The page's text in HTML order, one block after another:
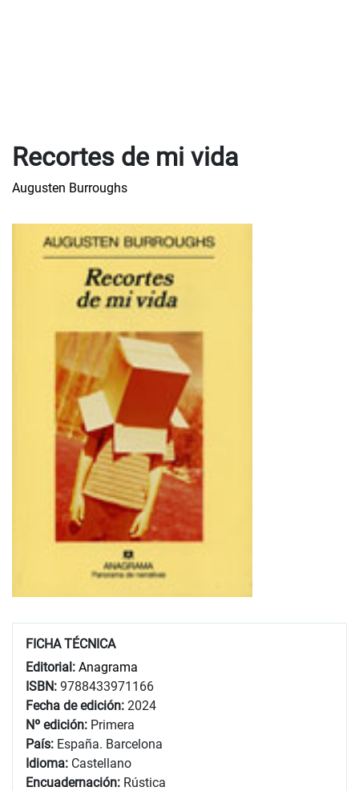
Recortes de mi vida
Augusten Burroughs
FICHA TÉCNICA
Editorial: Anagrama
ISBN: 9788433971166
Fecha de edición: 2024
Nº edición: Primera
País: España. Barcelona
Idioma: Castellano
Encuadernación: Rústica